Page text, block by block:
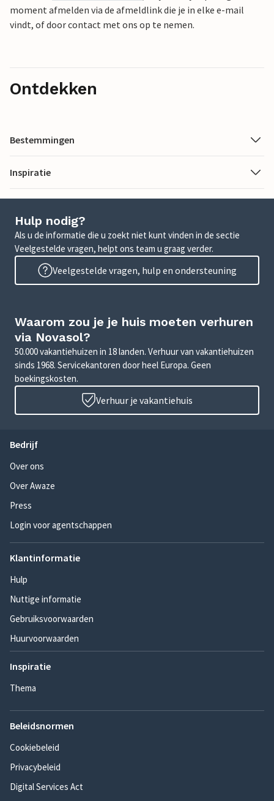
moment afmelden via de afmeldlink die je in elke e-mail
vindt, of door contact met ons op te nemen.
Ontdekken
Bestemmingen
Inspiratie
Hulp nodig?
Als u de informatie die u zoekt niet kunt vinden in de sectie
Veelgestelde vragen, helpt ons team u graag verder.
Veelgestelde vragen, hulp en ondersteuning
Waarom zou je je huis moeten verhuren
via Novasol?
50.000 vakantiehuizen in 18 landen. Verhuur van vakantiehuizen
sinds 1968. Servicekantoren door heel Europa. Geen
boekingskosten.
Verhuur je vakantiehuis
Bedrijf
Over ons
Over Awaze
Press
Login voor agentschappen
Klantinformatie
Hulp
Nuttige informatie
Gebruiksvoorwaarden
Huurvoorwaarden
Inspiratie
Thema
Beleidsnormen
Cookiebeleid
Privacybeleid
Digital Services Act